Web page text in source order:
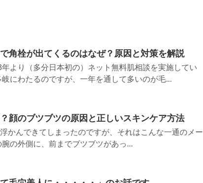
角栓が出てくるのはなぜ？原因と対策を解説
より（多分日本初の）ネット無料肌相談を実施してい
にわたるのですが、一年を通して多いのが毛...
顔のブツブツの原因と正しいスキンケア方法
浮かんできてしまったのですが、それはこんな一通のメー
の外側に、前までブツブツがあっ...